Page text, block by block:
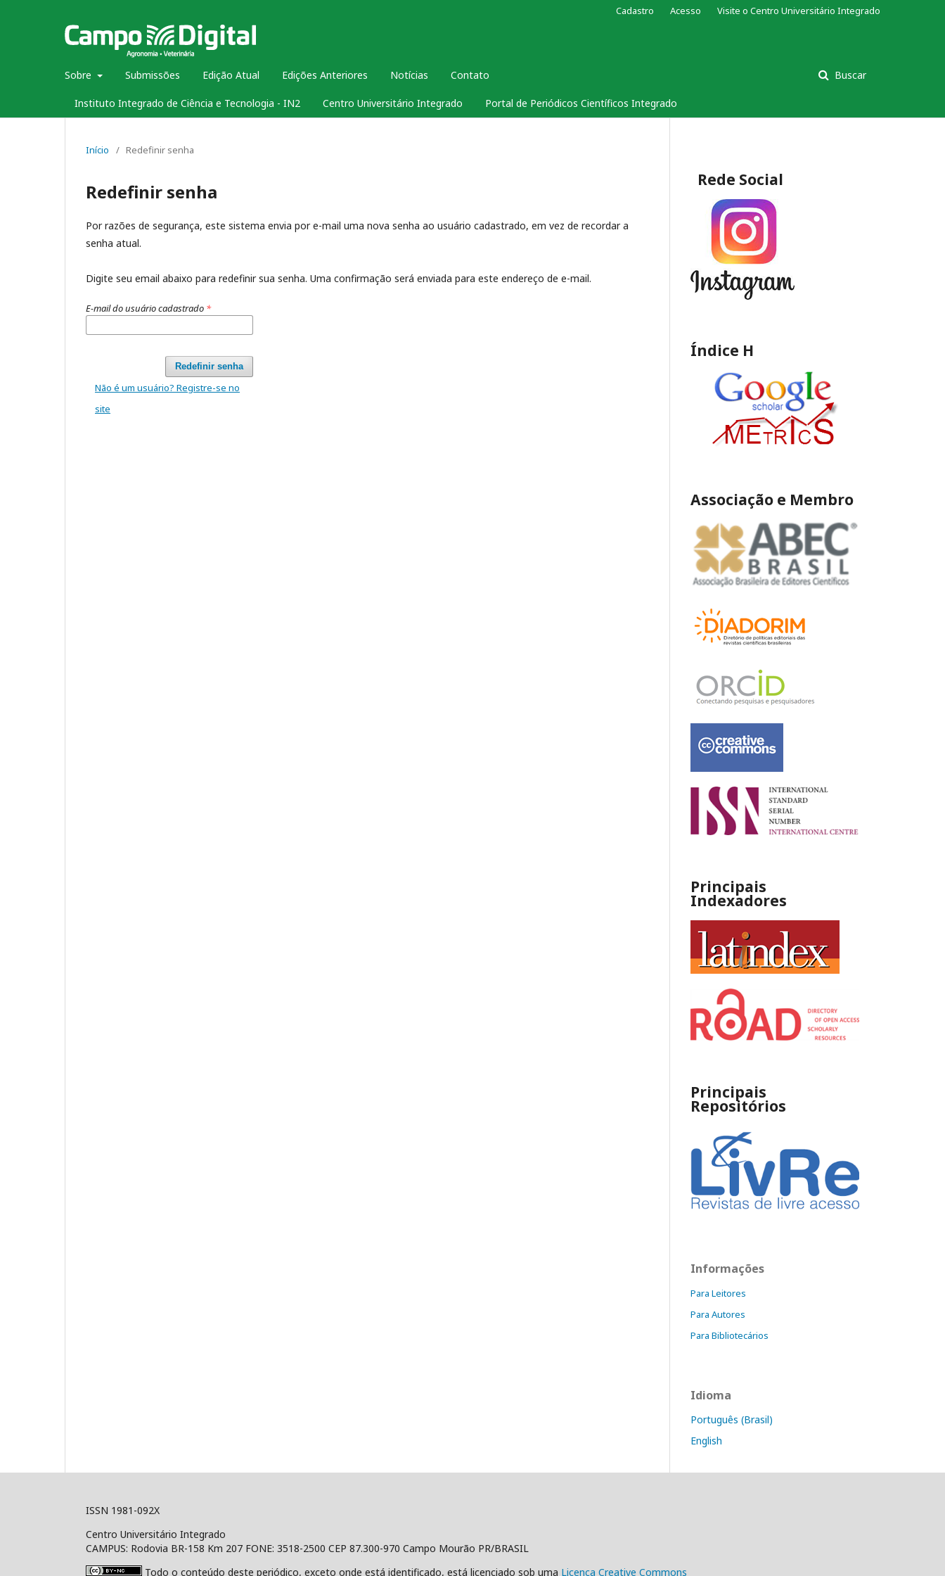
Sobre Submissões Edição Atual Edições Anteriores Notícias Contato
Instituto Integrado de Ciência e Tecnologia - IN2 Centro Universitário Integrado Portal de Periódicos Científicos Integrado
Buscar
Cadastro Acesso Visite o Centro Universitário Integrado
Início / Redefinir senha
Redefinir senha
Por razões de segurança, este sistema envia por e-mail uma nova senha ao usuário cadastrado, em vez de recordar a
senha atual.
Digite seu email abaixo para redefinir sua senha. Uma confirmação será enviada para este endereço de e-mail.
E-mail do usuário cadastrado *
Redefinir senha
Não é um usuário? Registre-se no
site
Rede Social
Índice H
Associação e Membro
Principais
Indexadores
Principais
Repositórios
Informações
Para Leitores
Para Autores
Para Bibliotecários
Idioma
Português (Brasil)
English
ISSN 1981-092X
Centro Universitário Integrado
CAMPUS: Rodovia BR-158 Km 207 FONE: 3518-2500 CEP 87.300-970 Campo Mourão PR/BRASIL
Todo o conteúdo deste periódico, exceto onde está identificado, está licenciado sob uma Licença Creative Commons